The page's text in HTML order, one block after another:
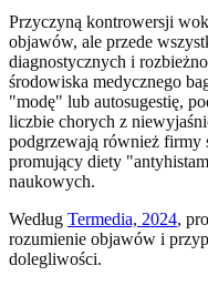
Przyczyną kontrowersji
objawów, ale przede
diagnostycznych i
środowiska medycznego
"modę" lub autosugestię,
liczbie chorych z
podgrzewają również firmy
promujący diety
naukowych.
Według Termedia, 2024,
rozumienie objawów i
dolegliwości.